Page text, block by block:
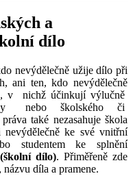
a
dílo
nevýdělečně užije dílo při
ani ten, kdo nevýdělečně
v nichž účinkují výlučně
nebo školského či
také nezasahuje škola
ke své vnitřní
studentem ke splnění
(školní dílo). Přiměřeně zde
díla a pramene.